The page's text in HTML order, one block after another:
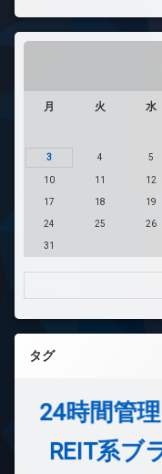
月 火 水
3 4 5
10 11 12
17 18 19
24 25 26
31
タグ
24時間管理
REIT系ブ